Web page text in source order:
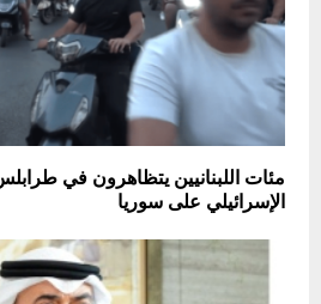
مئات اللبنانيين يتظاهرون في طرابلس
الإسرائيلي على سوريا